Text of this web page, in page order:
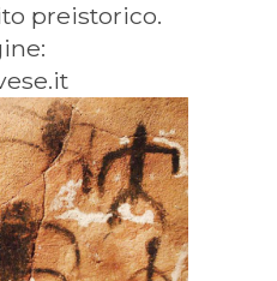
preistorico.